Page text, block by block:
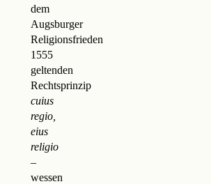
dem
Augsburger
Religionsfrieden
1555
geltenden
Rechtsprinzip
cuius
regio,
eius
religio
–
wessen